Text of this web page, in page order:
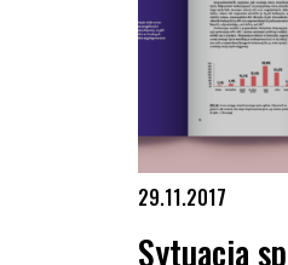
29.11.2017
Sytuacja